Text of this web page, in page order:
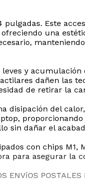
pulgadas. Este
una
y acumulación
dañen las
de retirar la
disipación del
sin dañar el
con chips M1,
para asegurar la
ENVíOS